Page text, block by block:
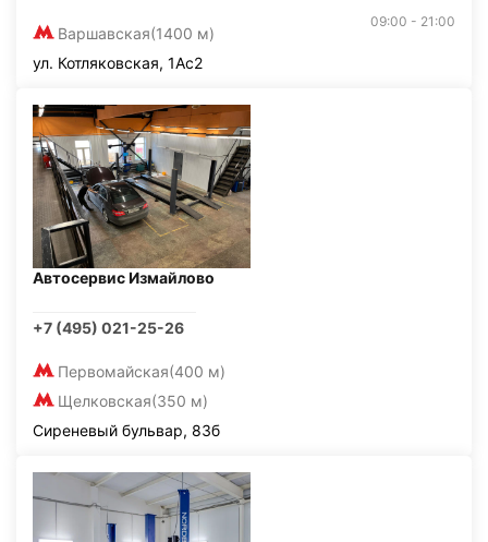
Варшавская(1400 м)
09:00 - 21:00
ул. Котляковская, 1Ас2
Автосервис Измайлово
+7 (495) 021-25-26
Первомайская(400 м)
Щелковская(350 м)
Сиреневый бульвар, 83б